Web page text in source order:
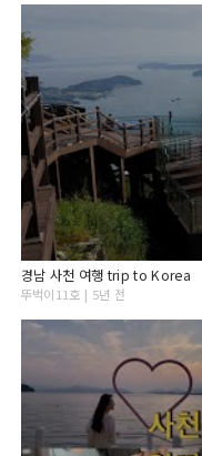
경남 사천 여행 trip to Korea
뚜벅이11호 | 5년 전